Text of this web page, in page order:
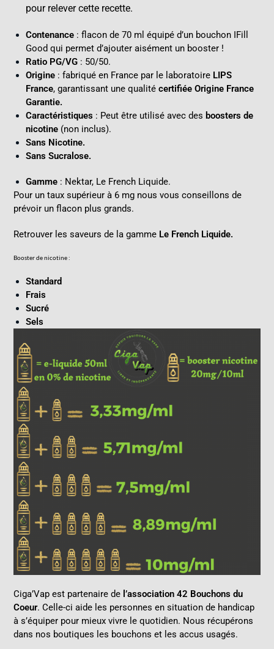
pour relever cette recette.
Contenance : flacon de 70 ml équipé d’un bouchon IFill
Good qui permet d’ajouter aisément un booster !
Ratio PG/VG : 50/50.
Origine : fabriqué en France par le laboratoire LIPS
France, garantissant une qualitécertifiée Origine France
Garantie.
Caractéristiques : Peut être utilisé avec des boosters de
nicotine (non inclus).
Sans Nicotine.
Sans Sucralose.
Gamme : Nektar, Le French Liquide.
Pour un taux supérieur à 6 mg nous vous conseillons de
prévoir unflacon plus grands.
Retrouver les saveurs de la gamme Le French Liquide.
Booster de nicotine:
Standard
Frais
Sucré
Sels
Ciga’Vap est partenaire de l’association 42 Bouchons du
Coeur. Celle-ci aide les personnes en situation de handicap
à s’équiper pour mieux vivre le quotidien. Nous récupérons
dans nos boutiques les bouchons et les accus usagés.